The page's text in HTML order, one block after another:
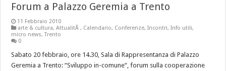
Forum a Palazzo Geremia a Trento
11 Febbraio 2010
arte & cultura,AttualitÃ, Calendario, Conferenze,Incontri,Info utili,
micro news,Trento
0
Sabato 20 febbraio, ore 14.30, Sala di Rappresentanza di Palazzo
Geremia a Trento: “Sviluppo in-comune“, forum sulla cooperazione